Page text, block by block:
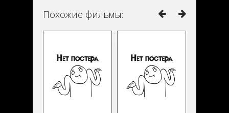
Похожие фильмы: